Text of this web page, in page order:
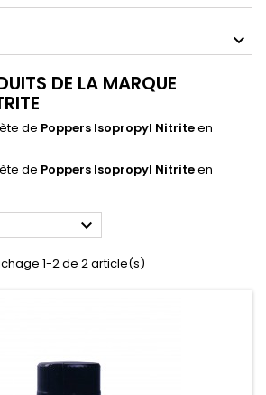
DE LA MARQUE
de Poppers Isopropyl Nitriteen
de Poppers Isopropyl Nitriteen

1-2 de 2 article(s)